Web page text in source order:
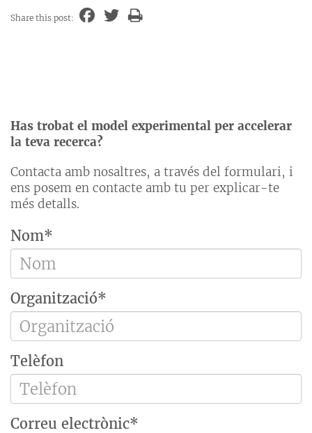
Share this post:
Has trobat el model experimental per accelerar
la teva recerca?
Contacta amb nosaltres, a través del formulari, i
ens posem en contacte amb tu per explicar-te
més detalls.
Nom*
Organització*
Telèfon
Correu electrònic*